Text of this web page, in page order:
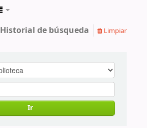
Historial de búsqueda Limpiar
Ir